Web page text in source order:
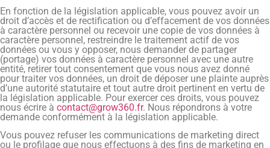
En fonction de la législation applicable, vous pouvez avoir un
droit d’accès et de rectification ou d’effacement de vos données
à caractère personnel ou recevoir une copie de vos données à
caractère personnel, restreindre le traitement actif de vos
données ou vous y opposer, nous demander de partager
(portage) vos données à caractère personnel avec une autre
entité, retirer tout consentement que vous nous avez donné
pour traiter vos données, un droit de déposer une plainte auprès
d’une autorité statutaire et tout autre droit pertinent en vertu de
la législation applicable. Pour exercer ces droits, vous pouvez
nous écrire à contact@grow360.fr. Nous répondrons à votre
demande conformément à la législation applicable.
Vous pouvez refuser les communications de marketing direct
ou le profilage que nous effectuons à des fins de marketing en